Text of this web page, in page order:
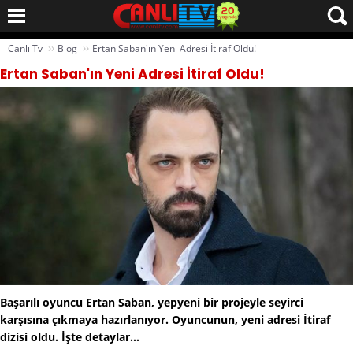
Canlı Tv ›› Blog ›› Ertan Saban'ın Yeni Adresi İtiraf Oldu!
Ertan Saban'ın Yeni Adresi İtiraf Oldu!
Başarılı oyuncu Ertan Saban, yepyeni bir projeyle seyirci
karşısına çıkmaya hazırlanıyor. Oyuncunun, yeni adresi İtiraf
dizisi oldu. İşte detaylar...